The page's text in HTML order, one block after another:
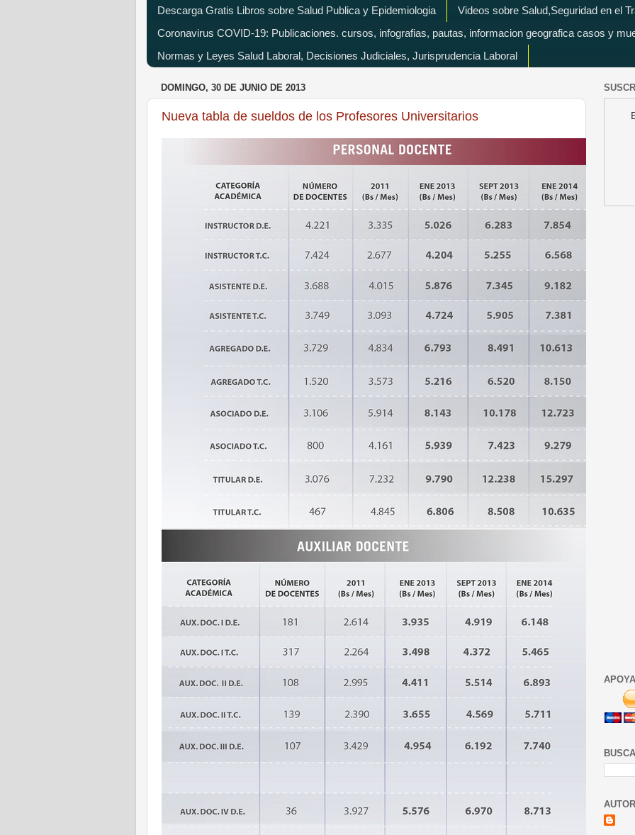
Descarga Gratis Libros sobre Salud Publica y Epidemiologia
Videos sobre Salud,Seguridad en el
Coronavirus COVID-19: Publicaciones. cursos, infografias, pautas, informacion geografica casos y
Normas y Leyes Salud Laboral, Decisiones Judiciales, Jurisprudencia Laboral
DOMINGO, 30 DE JUNIO DE 2013
Nueva tabla de sueldos de los Profesores Universitarios